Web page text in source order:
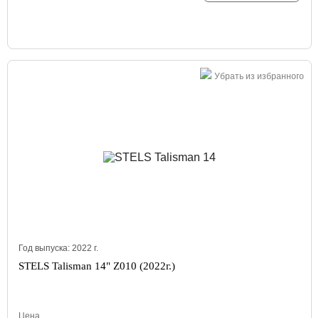
Убрать из избранного
Год выпуска: 2022 г.
STELS Talisman 14" Z010 (2022г.)
Цена